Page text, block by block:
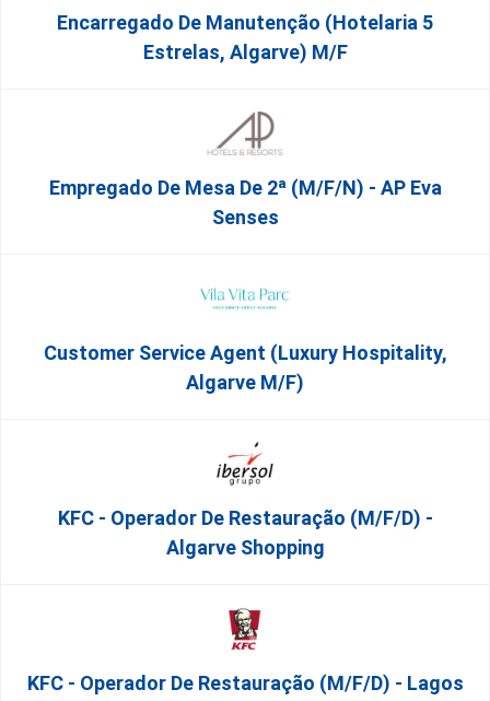
Encarregado De Manutenção (Hotelaria 5
Estrelas, Algarve) M/f
Empregado De Mesa De 2ª (M/F/N) - AP Eva
Senses
Customer Service Agent (Luxury Hospitality,
Algarve M/F)
KFC - Operador De Restauração (m/f/d) -
Algarve Shopping
KFC - Operador De Restauração (m/f/d) - Lagos